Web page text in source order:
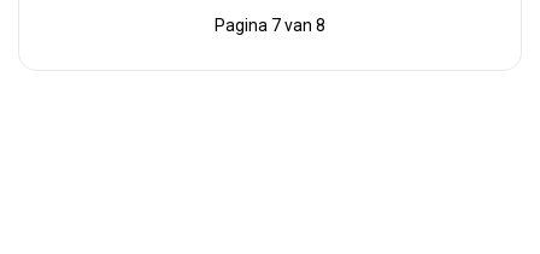
Pagina 7 van 8